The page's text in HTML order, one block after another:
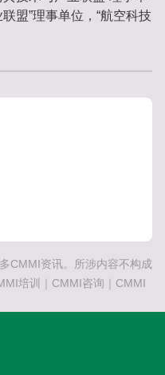
盟”理事单位，“航空科技
CMMI资讯。所涉内容不构成
培训｜CMMI咨询｜CMMI